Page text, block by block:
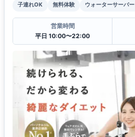
子連れOK
無料体験 ウォーターサーバー
営業時間
平日 10:00〜22:00